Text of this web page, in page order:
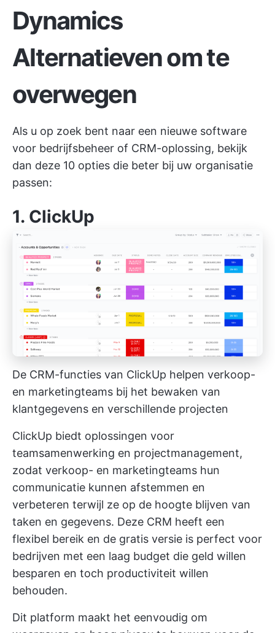
Dynamics
Alternatieven om te
overwegen
Als u op zoek bent naar een nieuwe software
voor bedrijfsbeheer of CRM-oplossing, bekijk
dan deze 10 opties die beter bij uw organisatie
passen:
1. ClickUp
De CRM-functies van ClickUp helpen verkoop-
en marketingteams bij het bewaken van
klantgegevens en verschillende projecten
ClickUp biedt oplossingen voor
teamsamenwerking en projectmanagement,
zodat verkoop- en marketingteams hun
communicatie kunnen afstemmen en
verbeteren terwijl ze op de hoogte blijven van
taken en gegevens. Deze CRM heeft een
flexibel bereik en de gratis versie is perfect voor
bedrijven met een laag budget die geld willen
besparen en toch productiviteit willen
behouden.
Dit platform maakt het eenvoudig om